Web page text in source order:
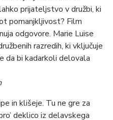
prijateljstvo v družbi, ki
pomanjkljivost? Film
odgovore. Marie Luise
razredih, ki vključuje
da bi kadarkoli delovala
in klišeje. Tu ne gre za
deklico iz delavskega